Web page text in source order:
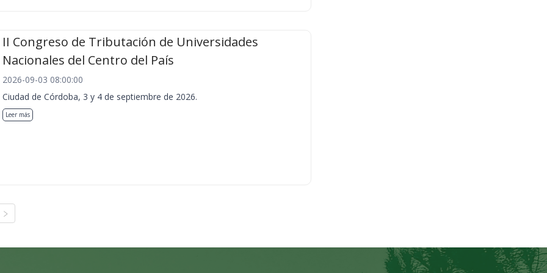
II Congreso de Tributación de Universidades
Nacionales del Centro del País
2026-09-03 08:00:00
Ciudad de Córdoba, 3 y 4 de septiembre de 2026.
Leer más